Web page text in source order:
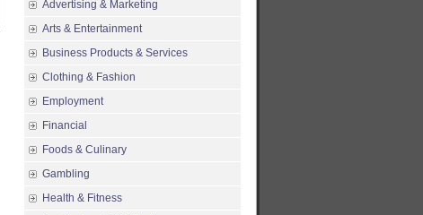
Advertising & Marketing
Arts & Entertainment
Business Products & Services
Clothing & Fashion
Employment
Financial
Foods & Culinary
Gambling
Health & Fitness